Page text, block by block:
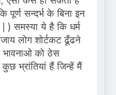
पूर्ण सन्दर्भ के बिना इन
) समस्या ये है कि धर्म
लोग शोर्टकट ढूँढने
भावनाओ को ठेस
भ्रांतियां हैं जिन्हें मैं